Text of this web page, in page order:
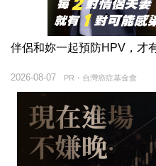
伴侶和妳一起預防HPV，才
PR・台灣癌症基金會
2026-08-07